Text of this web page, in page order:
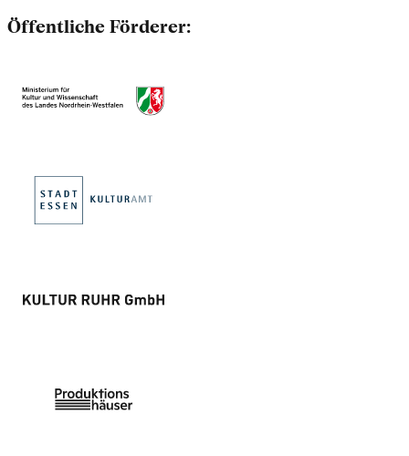
Öffentliche Förderer: